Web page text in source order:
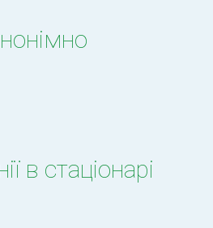
в стаціонарі